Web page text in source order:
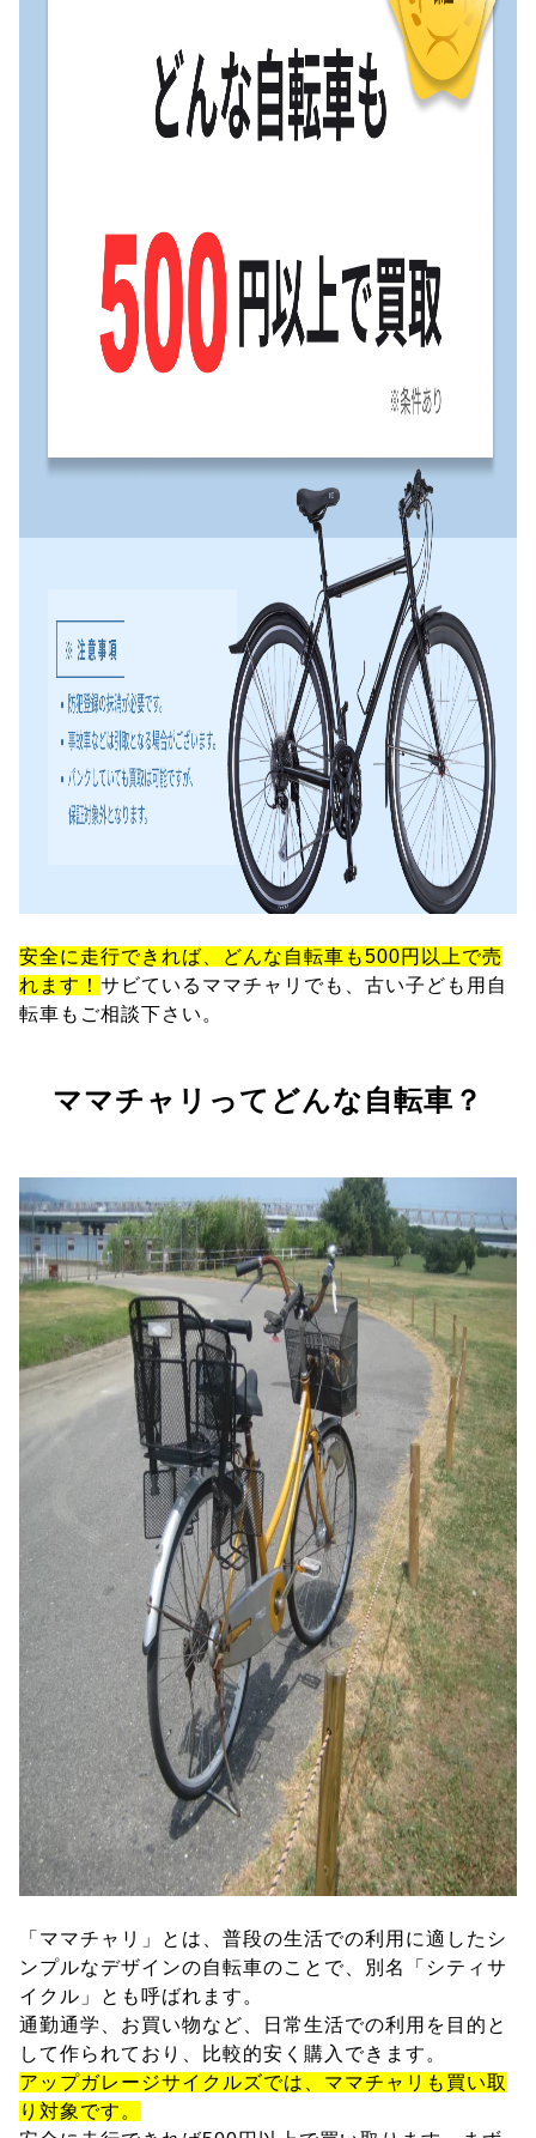
安全に走行できれば、どんな自転車も500円以上で売
れます！ サビているママチャリでも、古い子ども用自
転車もご相談下さい。
ママチャリってどんな自転車？
「ママチャリ」とは、普段の生活での利用に適したシ
ンプルなデザインの自転車のことで、別名「シティサ
イクル」とも呼ばれます。
通勤通学、お買い物など、日常生活での利用を目的と
して作られており、比較的安く購入できます。
アップガレージサイクルズでは、ママチャリも買い取
り対象です。